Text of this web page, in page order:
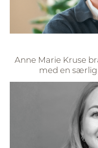
Anne Marie Kruse
med en særlig